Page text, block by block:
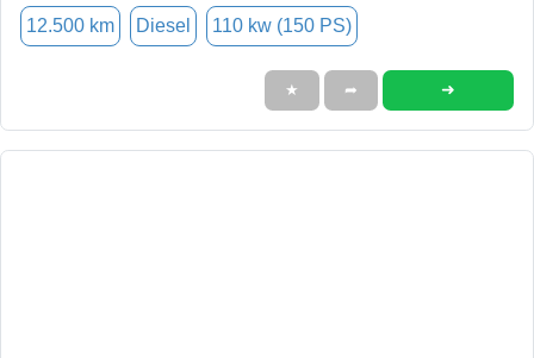
12.500 km Diesel 110 kw (150 PS)
★ ➦ ➜